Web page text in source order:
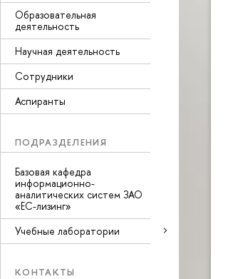
Образовательная
деятельность
Научная деятельность
Сотрудники
Аспиранты
ПОДРАЗДЕЛЕНИЯ
Базовая кафедра
информационно-
аналитических систем ЗАО
«ЕС-лизинг»
Учебные лаборатории
КОНТАКТЫ